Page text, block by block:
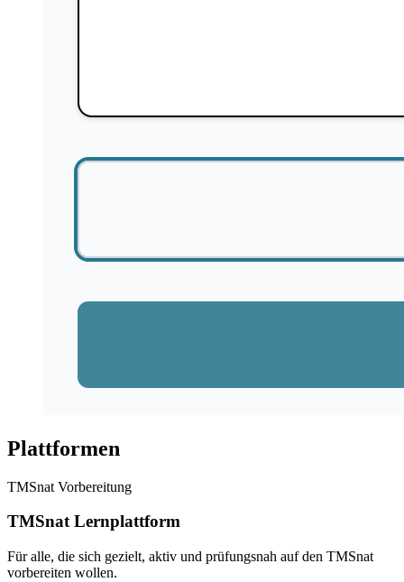
Plattformen
TMSnat Vorbereitung
TMSnat Lernplattform
Für alle, die sich gezielt, aktiv und prüfungsnah auf den TMSnat
vorbereiten wollen.